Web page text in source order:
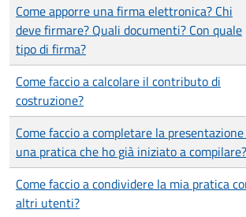
Come apporre una firma elettronica? Chi
deve firmare? Quali documenti? Con quale
tipo di firma?
Come faccio a calcolare il contributo di
costruzione?
Come faccio a completare la
una pratica che ho già iniziato a compilare?
Come faccio a condividere la mia pratica
altri utenti?